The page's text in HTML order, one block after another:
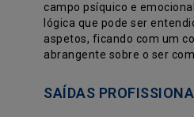
campo psíquico e
lógica que pode ser
aspetos, ficando com um
abrangente sobre o ser
SAÍDAS